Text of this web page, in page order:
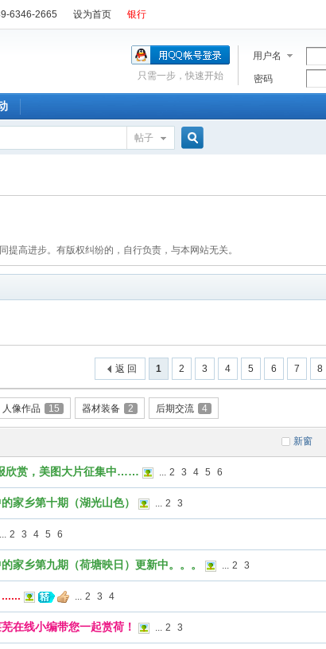
6346-2665 设为首页 银行
用户名
密码
只需一步，快速开始
帖子
高进步。有版权纠纷的，自行负责，与本网站无关。
1 2 3 4 5 6 7 8
返 回
人像作品 15 器材装备 2 后期交流 4
新窗
欣赏，美图大片征集中…… ... 2 3 4 5 6
家乡第十期（湖光山色） ... 2 3
... 2 3 4 5 6
家乡第九期（荷塘映日）更新中。。。 ... 2 3
... 2 3 4
在线小编带您一起赏荷！ ... 2 3